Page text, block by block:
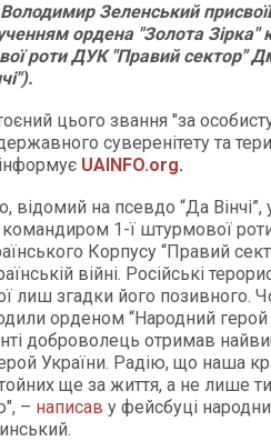
Зеленський
ордена "Золота Зірка"
роти ДУК "Правий сектор"
цього звання "за
суверенітету та
інформує UAINFO.org.
на псевдо “Да Вінчі”,
1-ї штурмової
Корпусу “Правий
війні. Російські
лиш згадки його позивного.
орденом “Народний герой
доброволець отримав
України. Радію, що наша
ще за життя, а не лише
– написав у фейсбуці